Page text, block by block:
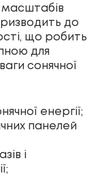
масштабів
до
що робить
для
сонячної
енергії;
панелей
і